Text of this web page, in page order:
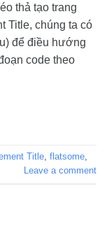
thả tạo trang
Title, chúng ta có
để điều hướng
code theo
Title, flatsome,
Leave a comment